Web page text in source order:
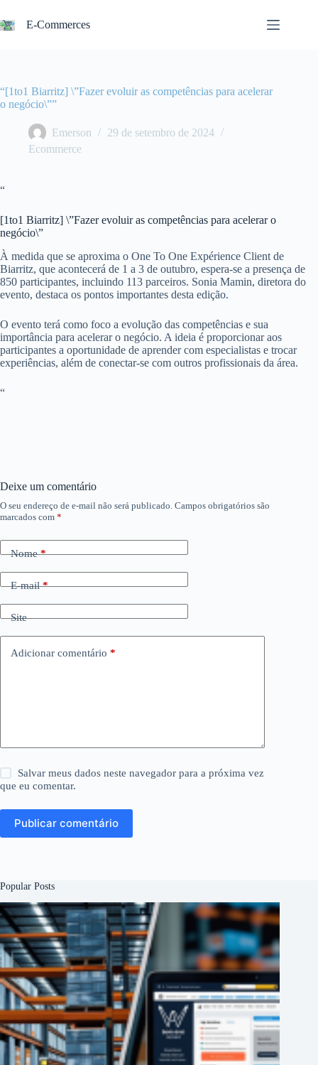
para
o
E-Commerces
“[1to1 Biarritz] \”Fazer evoluir as competências para acelerar
o negócio\””
Emerson
29 de setembro de 2024
Ecommerce
“
[1to1 Biarritz] \”Fazer evoluir as competências para acelerar o
negócio\”
À medida que se aproxima o One To One Expérience Client de
Biarritz, que acontecerá de 1 a 3 de outubro, espera-se a presença de
850 participantes, incluindo 113 parceiros. Sonia Mamin, diretora do
evento, destaca os pontos importantes desta edição.
O evento terá como foco a evolução das competências e sua
importância para acelerar o negócio. A ideia é proporcionar aos
participantes a oportunidade de aprender com especialistas e trocar
experiências, além de conectar-se com outros profissionais da área.
“
Deixe um comentário
O seu endereço de e-mail não será publicado. Campos obrigatórios são
marcados com *
Nome*
E-mail*
Site
Adicionar comentário *
Salvar meus dados neste navegador para a próxima vez
que eu comentar.
Publicar comentário
Popular Posts